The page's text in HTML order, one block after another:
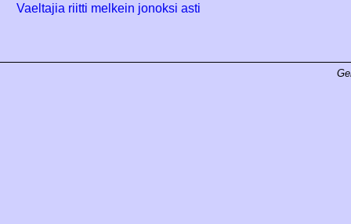
Vaeltajia riitti melkein jonoksi asti